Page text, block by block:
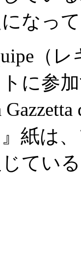
なっ
（
に参
紙は
てい